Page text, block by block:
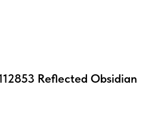
Reflected Obsidian